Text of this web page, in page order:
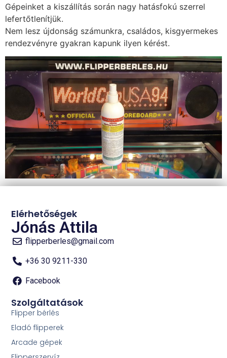
Gépeinket a kiszállítás során nagy hatásfokú szerrel
lefertőtlenítjük.
Nem lesz újdonság számunkra, családos, kisgyermekes
rendezvényre gyakran kapunk ilyen kérést.
Szolgáltatások
Flipper bérlés
Eladó flipperek
Arcade gépek
Elérhetőségek
Jónás Attila
flipperberles@gmail.com
+36 30 9211-330
Facebook